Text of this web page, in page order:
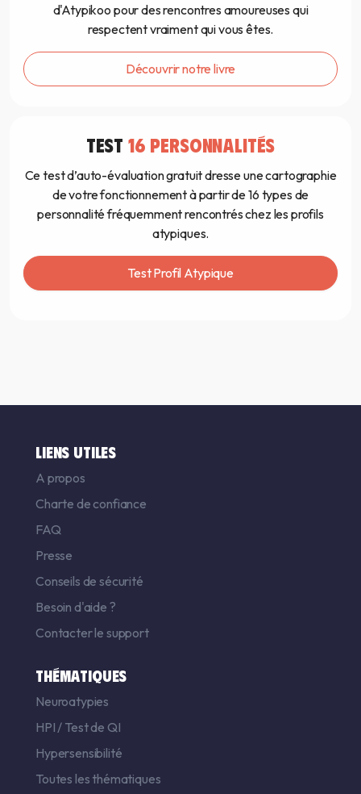
d'Atypikoo pour des rencontres amoureuses qui
respectent vraiment qui vous êtes.
Découvrir notre livre
TEST 16 PERSONNALITÉS
Ce test d’auto-évaluation gratuit dresse une cartographie
de votre fonctionnement à partir de 16 types de
personnalité fréquemment rencontrés chez les profils
atypiques.
Test Profil Atypique
LIENS UTILES
A propos
Charte de confiance
FAQ
Presse
Conseils de sécurité
Besoin d'aide ?
Contacter le support
THÉMATIQUES
Neuroatypies
HPI / Test de QI
Hypersensibilité
Toutes les thématiques